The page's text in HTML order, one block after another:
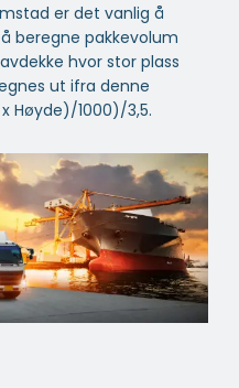
er det vanlig å
beregne pakkevolum
hvor stor plass
ut ifra denne
Høyde)/1000)/3,5.